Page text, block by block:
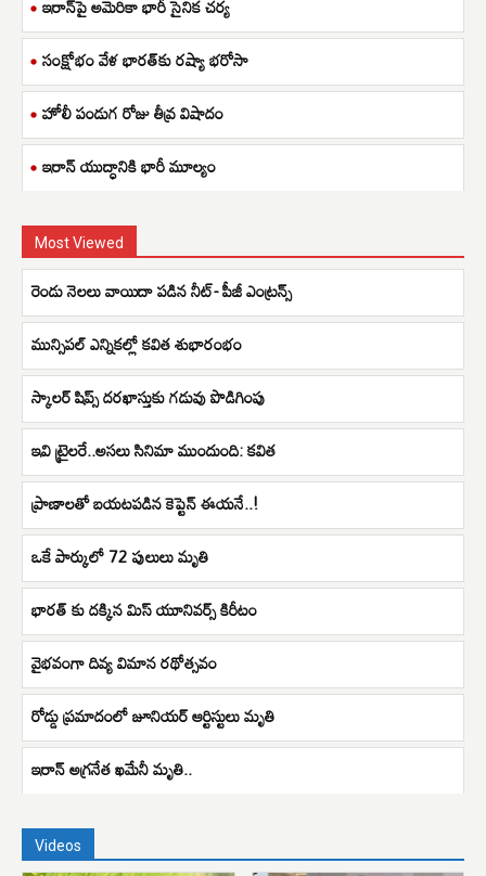
సంక్షోభం వేళ భారత్‌కు రష్యా భరోసా
హోలీ పండుగ రోజు తీవ్ర విషాదం
ఇరాన్ యుద్ధానికి భారీ మూల్యం
Most Viewed
రెండు నెలలు వాయిదా పడిన నీట్- పీజీ ఎంట్రన్స్
మున్సిపల్ ఎన్నికల్లో కవిత శుభారంభం
స్కాలర్ షిప్స్ దరఖాస్తుకు గడువు పొడిగింపు
ఇవి ట్రైలరే..అసలు సినిమా ముందుంది: కవిత
ప్రాణాలతో బయటపడిన కెప్టెన్‌ ఈయనే..!
ఒకే పార్కులో 72 పులులు మృతి
భారత్ కు దక్కిన మిస్ యూనివర్స్ కిరీటం
వైభవంగా దివ్య విమాన రథోత్సవం
రోడ్డు ప్రమాదంలో జూనియర్ ఆర్టిస్టులు మృతి
ఇరాన్ అగ్రనేత ఖమేనీ మృతి..
Videos